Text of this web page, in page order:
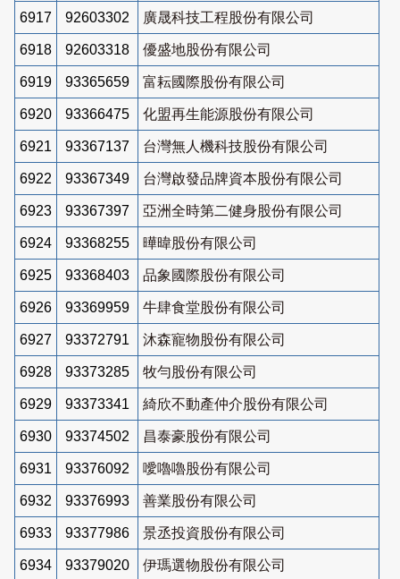
6917 92603302 廣晟科技工程股份有限公司
6918 92603318 優盛地股份有限公司
6919 93365659 富耘國際股份有限公司
6920 93366475 化盟再生能源股份有限公司
6921 93367137 台灣無人機科技股份有限公司
6922 93367349 台灣啟發品牌資本股份有限公司
6923 93367397 亞洲全時第二健身股份有限公司
6924 93368255 曄暐股份有限公司
6925 93368403 品象國際股份有限公司
6926 93369959 牛肆食堂股份有限公司
6927 93372791 沐森寵物股份有限公司
6928 93373285 牧勻股份有限公司
6929 93373341 綺欣不動產仲介股份有限公司
6930 93374502 昌泰豪股份有限公司
6931 93376092 噯嚕嚕股份有限公司
6932 93376993 善業股份有限公司
6933 93377986 景丞投資股份有限公司
6934 93379020 伊瑪選物股份有限公司